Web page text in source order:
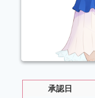
承認日